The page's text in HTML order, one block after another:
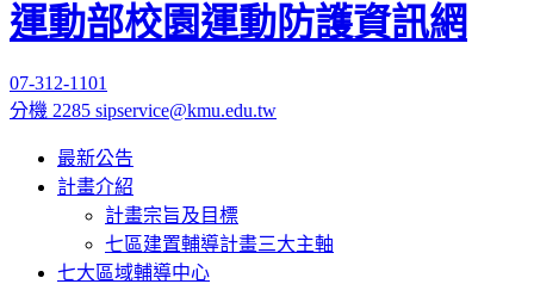
運動部校園運動防護資訊網
07-312-1101
分機 2285 sipservice@kmu.edu.tw
最新公告
計畫介紹
計畫宗旨及目標
七區建置輔導計畫三大主軸
七大區域輔導中心